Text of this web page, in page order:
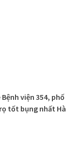
viện 354, phố
tốt bụng nhất Hà